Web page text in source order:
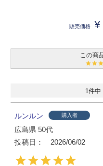
販売価格 ¥
1件中
ルンルン 購入者
広島県 50代
投稿日
2026/06/02